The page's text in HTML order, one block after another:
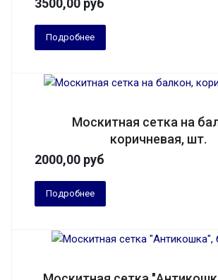
3500,00 руб
Подробнее
Москитная сетка на
коричневая, шт.
2000,00 руб
Подробнее